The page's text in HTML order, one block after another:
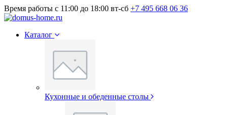
Время работы с 11:00 до 18:00 вт-сб +7 495 668 06 36
Каталог
Кухонные и обеденные столы